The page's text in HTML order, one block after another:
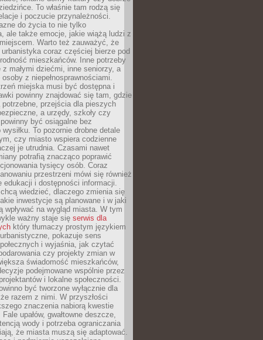
To właśnie tam rodzą się
i poczucie przynależności.
do życia to nie tylko
ale także emocje, jakie wiążą ludzi z
Warto też zauważyć, że
coraz częściej bierze pod
mieszkańców. Inne potrzeby
z małymi dziećmi, inne seniorzy, a
z niepełnosprawnościami.
miejska musi być dostępna i
powinny znajdować się tam, gdzie
potrzebne, przejścia dla pieszych
a urzędy, szkoły czy
być osiągalne bez
wysiłku. To pozornie drobne detale
czy miasto wspiera codzienne
je utrudnia. Czasami nawet
potrafią znacząco poprawić
tysięcy osób. Coraz
przestrzeni mówi się również
edukacji i dostępności informacji.
wiedzieć, dlaczego zmienia się
inwestycje są planowane i w jaki
wpływać na wygląd miasta. W tym
ważny staje się serwis dla
który tłumaczy prostym językiem
pokazuje sens
i wyjaśnia, jak czytać
czy projekty zmian w
świadomość mieszkańców,
podejmowane wspólnie przez
i lokalne społeczności.
być tworzone wyłącznie dla
razem z nimi. W przyszłości
znaczenia nabiorą kwestie
upałów, gwałtowne deszcze,
wody i potrzeba ograniczania
że miasta muszą się adaptować.